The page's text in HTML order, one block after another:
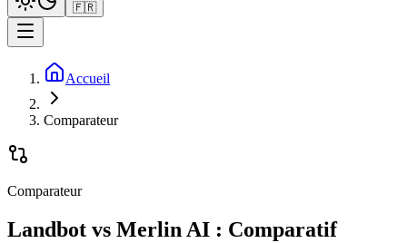
🇫🇷
Accueil
Comparateur
Comparateur
Landbot vs Merlin AI : Comparatif